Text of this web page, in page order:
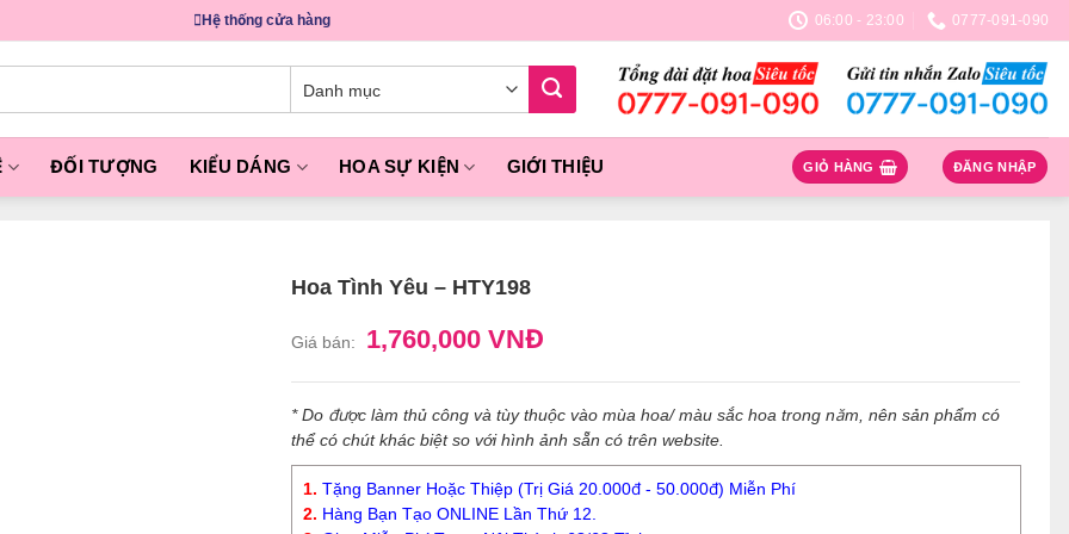
Hệ thống cửa hàng 06:00 - 23:00 0777-091-090
ĐỐI TƯỢNG KIỂU DÁNG HOA SỰ KIỆN GIỚI THIỆU GIỎ HÀNG ĐĂNG NHẬP
Hoa Tình Yêu – HTY198
Giá bán: 1,760,000 VNĐ
* Do được làm thủ công và tùy thuộc vào mùa hoa/ màu sắc hoa trong năm, nên sản phẩm có
thể có chút khác biệt so với hình ảnh sẵn có trên website.
1. Tặng Banner Hoặc Thiệp (Trị Giá 20.000đ - 50.000đ) Miễn Phí
2. Hàng Bạn Tạo ONLINE Lần Thứ 12.